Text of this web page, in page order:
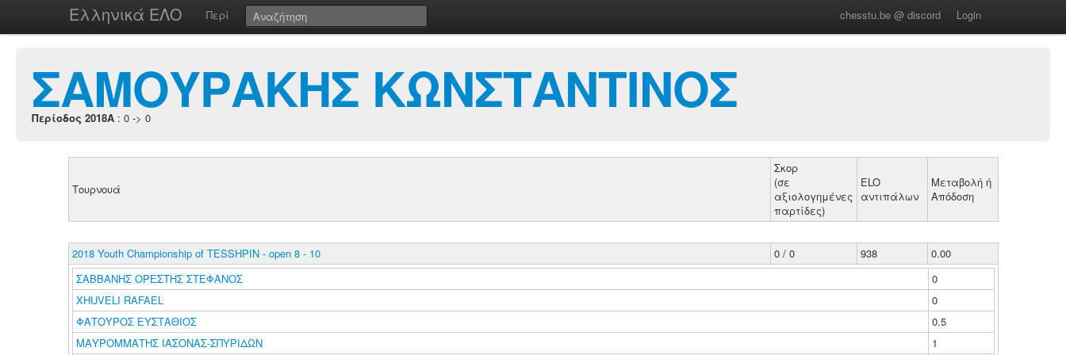
Ελληνικά ΕΛΟ Περί chesstu.be @ discord Login
ΣΑΜΟΥΡΑΚΗΣ ΚΩΝΣΤΑΝΤΙΝΟΣ
Περίοδος 2018A : 0 -> 0
Τουρνουά
Σκορ
(σε
αξιολογημένες
παρτίδες)
ELO
αντιπάλων
Μεταβολή ή
Απόδοση
2018 Youth Championship of TESSHPIN - open 8 - 10 0 / 0 938
0.00
ΣΑΒΒΑΝΗΣ ΟΡΕΣΤΗΣ ΣΤΕΦΑΝΟΣ
0
XHUVELI RAFAEL
0
ΦΑΤΟΥΡΟΣ ΕΥΣΤΑΘΙΟΣ
0.5
ΜΑΥΡΟΜΜΑΤΗΣ ΙΑΣΟΝΑΣ-ΣΠΥΡΙΔΩΝ
1